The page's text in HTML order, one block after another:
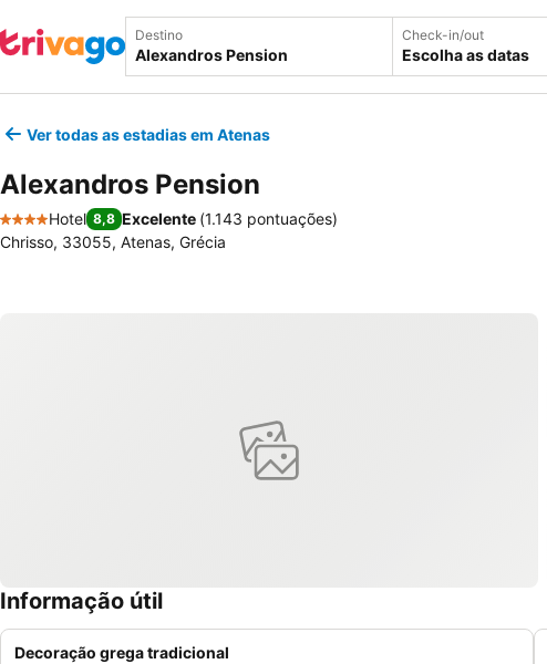
Destino Check-in/out
Escolha as datas
Ver todas as estadias em Atenas
Alexandros Pension
4 Estrelas
Hotel 8,8 Excelente (1.143 pontuações)
Chrisso, 33055, Atenas, Grécia
Informação útil
Decoração grega tradicional